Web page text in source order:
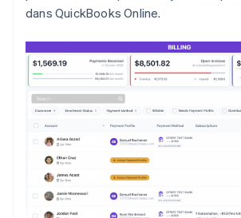
dans QuickBooks Online.